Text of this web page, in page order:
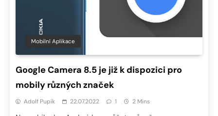
Mobilní Aplikace
Google Camera 8.5 je již k dispozici pro
mobily různých značek
Adolf Pupík 22.07.2022 1 2 Mins